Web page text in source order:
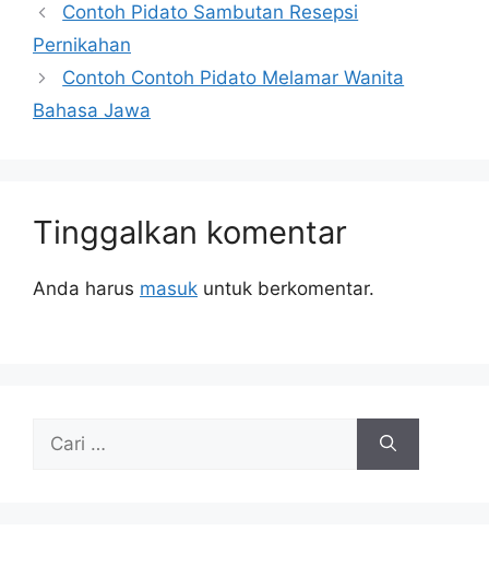
Contoh Pidato Sambutan Resepsi
Pernikahan
Contoh Contoh Pidato Melamar Wanita
Bahasa Jawa
Tinggalkan komentar
Anda harus masuk untuk berkomentar.
untuk: